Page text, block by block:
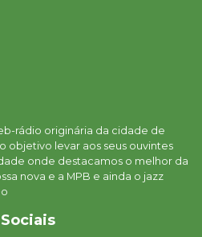
rádio originária da cidade de
objetivo levar aos seus ouvintes
onde destacamos o melhor da
nova e a MPB e ainda o jazz